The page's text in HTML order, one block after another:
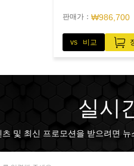
판매가： ₩986,700
vs 비교
실시
및 최신 프로모션을 받으려면